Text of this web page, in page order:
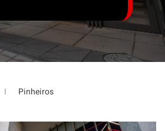
Pinheiros